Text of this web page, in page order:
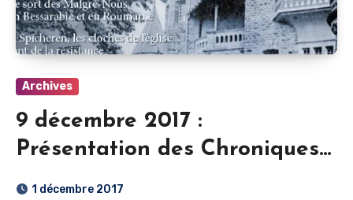
Archives
9 décembre 2017 :
Présentation des Chroniques
N°8
1 décembre 2017